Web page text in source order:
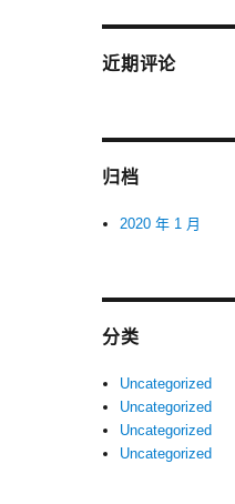
近期评论
归档
2020 年 1 月
分类
Uncategorized
Uncategorized
Uncategorized
Uncategorized